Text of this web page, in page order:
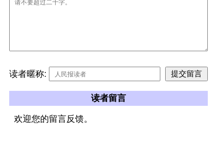
读者暱称:
读者留言
欢迎您的留言反馈。